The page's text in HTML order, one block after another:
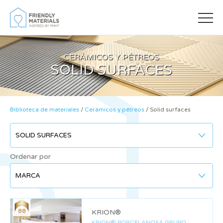
CERÁMICOS Y PÉTREOS
SOLID SURFACES
Biblioteca de materiales / Cerámicos y pétreos / Solid surfaces
Ordenar por
88 KRION®
Modificar cookies
Técnicas y funcionales